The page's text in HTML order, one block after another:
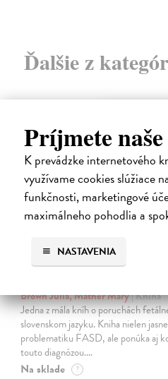
Príjmete
K prevádzke internetového
využívame cookies slúžiace
funkčnosti, marketingové
maximálneho pohodlia a
NASTAVENIA
Ďalšie z
Brown Julia, Mather Mary| Kniha
Jedna z mála kníh o poruchách
slovenskom jazyku. Kniha nielen
problematiku FASD, ale ponúka aj
touto diagnózou.…
Na sklade ?